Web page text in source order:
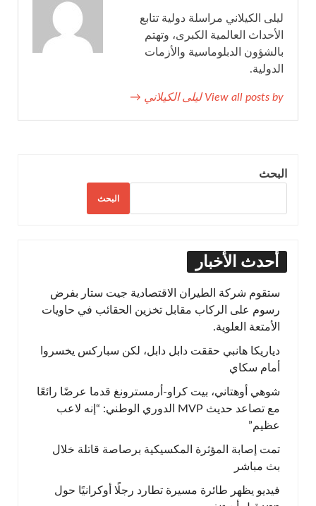
ليلى الكيلاني مراسلة دولية تتابع
الأحداث العالمية الكبرى، وتهتم
بالشؤون الدبلوماسية والأزمات
الدولية.
View all posts by ليلى الكيلاني →
البحث
البحث
أحدث الأخبار
ستقوم شركة الطيران الاقتصادية جيت ستار بفرض
رسوم على الركاب مقابل تخزين الحقائب في حاويات
الأمتعة العلوية.
دياريكا هانبي حققت دابل دابل، لكن سباركس يخسروا
أمام سكاي
شوهي أوهتاني، بيت كراو-أرمسترونغ قدما عرضًا رائعًا
مع تصاعد حديث MVP الدوري الوطني: “إنه لاعب
عظيم”
تمت إصابة المؤثرة المكسيكية برصاصة قاتلة خلال
بث مباشر
فيديو يظهر طائرة مسيرة تطارد رجلًا أوكرانيًا حول